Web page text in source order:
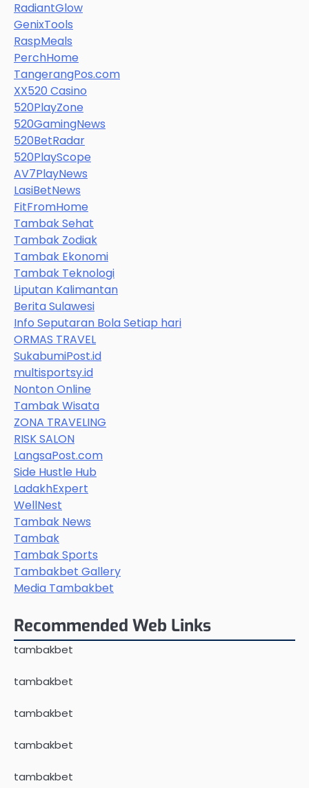
RadiantGlow
GenixTools
RaspMeals
PerchHome
TangerangPos.com
XX520 Casino
520PlayZone
520GamingNews
520BetRadar
520PlayScope
AV7PlayNews
LasiBetNews
FitFromHome
Tambak Sehat
Tambak Zodiak
Tambak Ekonomi
Tambak Teknologi
Liputan Kalimantan
Berita Sulawesi
Info Seputaran Bola Setiap hari
ORMAS TRAVEL
SukabumiPost.id
multisportsy.id
Nonton Online
Tambak Wisata
ZONA TRAVELING
RISK SALON
LangsaPost.com
Side Hustle Hub
LadakhExpert
WellNest
Tambak News
Tambak
Tambak Sports
Tambakbet Gallery
Media Tambakbet
Recommended Web Links
tambakbet
tambakbet
tambakbet
tambakbet
tambakbet